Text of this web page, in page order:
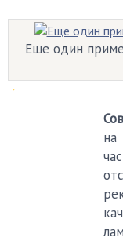
Еще один